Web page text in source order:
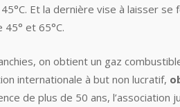
Et la dernière vise à laisser
et 65°C.
on obtient un gaz
internationale à but non lucratif,
de plus de 50 ans,